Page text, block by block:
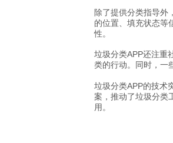
除了提供分类指导外
的位置、填充状态等
性。
垃圾分类APP还注重
类的行动。同时，一
垃圾分类APP的技术
案，推动了垃圾分类
用。